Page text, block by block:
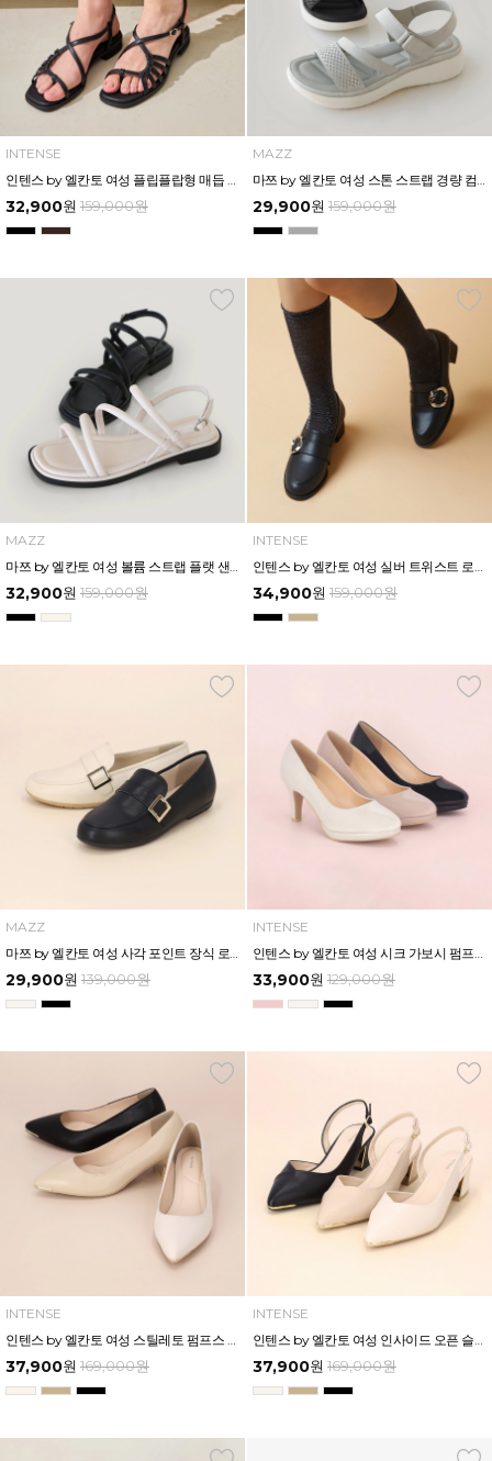
INTENSE
인텐스 by 엘칸토 여성 플립플랍형 매듭 플랫 샌들 2cm LCWW44I626
32,900원 159,000원
MAZZ
마쯔 by 엘칸토 여성 스톤 스트랩 경량 컴포트 샌들 3.5cm LCWW33M626
29,900원 159,000원
MAZZ
마쯔 by 엘칸토 여성 볼륨 스트랩 플랫 샌들 2cm LCWW58M626
32,900원 159,000원
INTENSE
인텐스 by 엘칸토 여성 실버 트위스트 로퍼 4.5cm LCWD09I313
34,900원 159,000원
MAZZ
마쯔 by 엘칸토 여성 사각 포인트 장식 로퍼 2cm LCWC81M413
29,900원 139,000원
INTENSE
인텐스 by 엘칸토 여성 시크 가보시 펌프스 7.5cm LCWD17I126
33,900원 129,000원
INTENSE
인텐스 by 엘칸토 여성 스틸레토 펌프스 5cm LCWD00I413
37,900원 169,000원
INTENSE
인텐스 by 엘칸토 여성 인사이드 오픈 슬링백 5cm LCWO02I413
37,900원 169,000원